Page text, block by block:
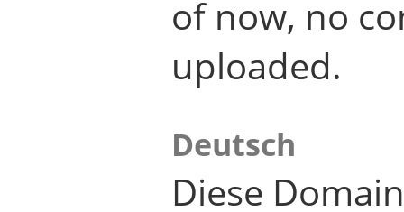
of now, no
uploaded.
Deutsch
Diese